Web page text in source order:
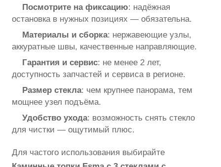
Посмотрите на фиксацию: надёжная
остановка в нужных позициях — обязательна.
Материалы и сборка: нержавеющие узлы,
аккуратные швы, качественные направляющие.
Гарантия и сервис: не менее 2 лет,
доступность запчастей и сервиса в регионе.
Размер стекла: чем крупнее панорама, тем
мощнее узел подъёма.
Удобство ухода: возможность снять стекло
для чистки — ощутимый плюс.
Для частого использования выбирайте